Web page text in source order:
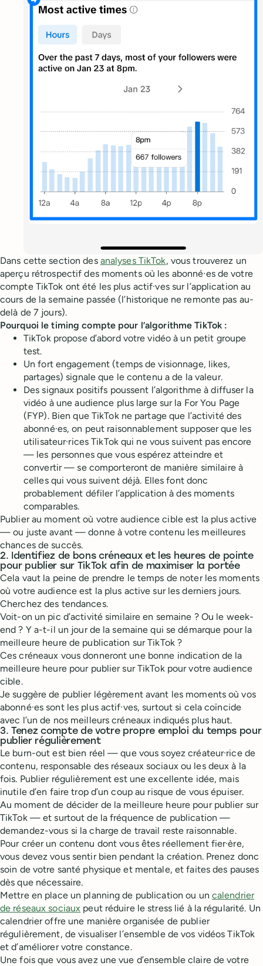
Dans cette section des analyses TikTok, vous trouverez un
aperçu rétrospectif des moments où les abonné·es de votre
compte TikTok ont été les plus actif·ves sur l’application au
cours de la semaine passée (l’historique ne remonte pas au-
delà de 7 jours).
Pourquoi le timing compte pour l’algorithme TikTok :
TikTok propose d’abord votre vidéo à un petit groupe
test.
Un fort engagement (temps de visionnage, likes,
partages) signale que le contenu a de la valeur.
Des signaux positifs poussent l’algorithme à diffuser la
vidéo à une audience plus large sur la For You Page
(FYP). Bien que TikTok ne partage que l’activité des
abonné·es, on peut raisonnablement supposer que les
utilisateur·rices TikTok qui ne vous suivent pas encore
— les personnes que vous espérez atteindre et
convertir — se comporteront de manière similaire à
celles qui vous suivent déjà. Elles font donc
probablement défiler l’application à des moments
comparables.
Publier au moment où votre audience cible est la plus active
— ou juste avant — donne à votre contenu les meilleures
chances de succès.
2. Identifiez de bons créneaux et les heures de pointe
pour publier sur TikTok afin de maximiser la portée
Cela vaut la peine de prendre le temps de noter les moments
où votre audience est la plus active sur les derniers jours.
Cherchez des tendances.
Voit-on un pic d’activité similaire en semaine ? Ou le week-
end ? Y a-t-il un jour de la semaine qui se démarque pour la
meilleure heure de publication sur TikTok ?
Ces créneaux vous donneront une bonne indication de la
meilleure heure pour publier sur TikTok pour votre audience
cible.
Je suggère de publier légèrement avant les moments où vos
abonné·es sont les plus actif·ves, surtout si cela coïncide
avec l’un de nos meilleurs créneaux indiqués plus haut.
3. Tenez compte de votre propre emploi du temps pour
publier régulièrement
Le burn-out est bien réel — que vous soyez créateur·rice de
contenu, responsable des réseaux sociaux ou les deux à la
fois. Publier régulièrement est une excellente idée, mais
inutile d’en faire trop d’un coup au risque de vous épuiser.
Au moment de décider de la meilleure heure pour publier sur
TikTok — et surtout de la fréquence de publication —
demandez-vous si la charge de travail reste raisonnable.
Pour créer un contenu dont vous êtes réellement fier·ère,
vous devez vous sentir bien pendant la création. Prenez donc
soin de votre santé physique et mentale, et faites des pauses
dès que nécessaire.
Mettre en place un planning de publication ou un calendrier
de réseaux sociaux peut réduire le stress lié à la régularité. Un
calendrier offre une manière organisée de publier
régulièrement, de visualiser l’ensemble de vos vidéos TikTok
et d’améliorer votre constance.
Une fois que vous avez une vue d’ensemble claire de votre